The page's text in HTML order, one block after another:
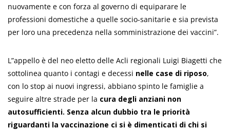
nuovamente e con forza al governo di equiparare le
professioni domestiche a quelle socio-sanitarie e sia prevista
per loro una precedenza nella somministrazione dei vaccini”.
L”appello è del neo eletto delle Acli regionali Luigi Biagetti che
sottolinea quanto i contagi e decessi nelle case di riposo,
con lo stop ai nuovi ingressi, abbiano spinto le famiglie a
seguire altre strade per la cura degli anziani non
autosufficienti. Senza alcun dubbio tra le priorità
riguardanti la vaccinazione ci si è dimenticati di chi si